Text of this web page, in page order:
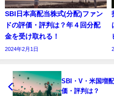
SBI日本高配当株式(分配)ファン
ドの評価・評判は？年４回分配
金を受け取れる！
2024年2月1日
SBI・V・米国増
価・評判は？